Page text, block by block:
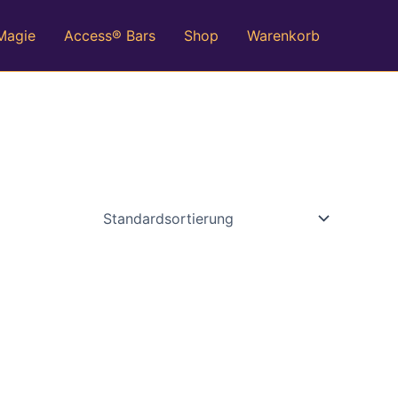
Access® Bars Shop Warenkorb